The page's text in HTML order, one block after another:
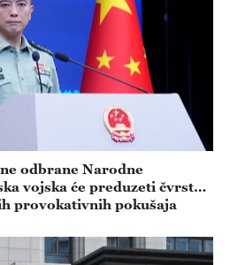
odbrane Narodne
vojska će preduzeti čvrste
provokativnih pokušaja